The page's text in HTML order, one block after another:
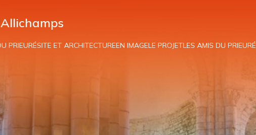
PRIEURÉSITE ET ARCHITECTUREEN IMAGELE PROJETLES AMIS DU PRIEURÉ